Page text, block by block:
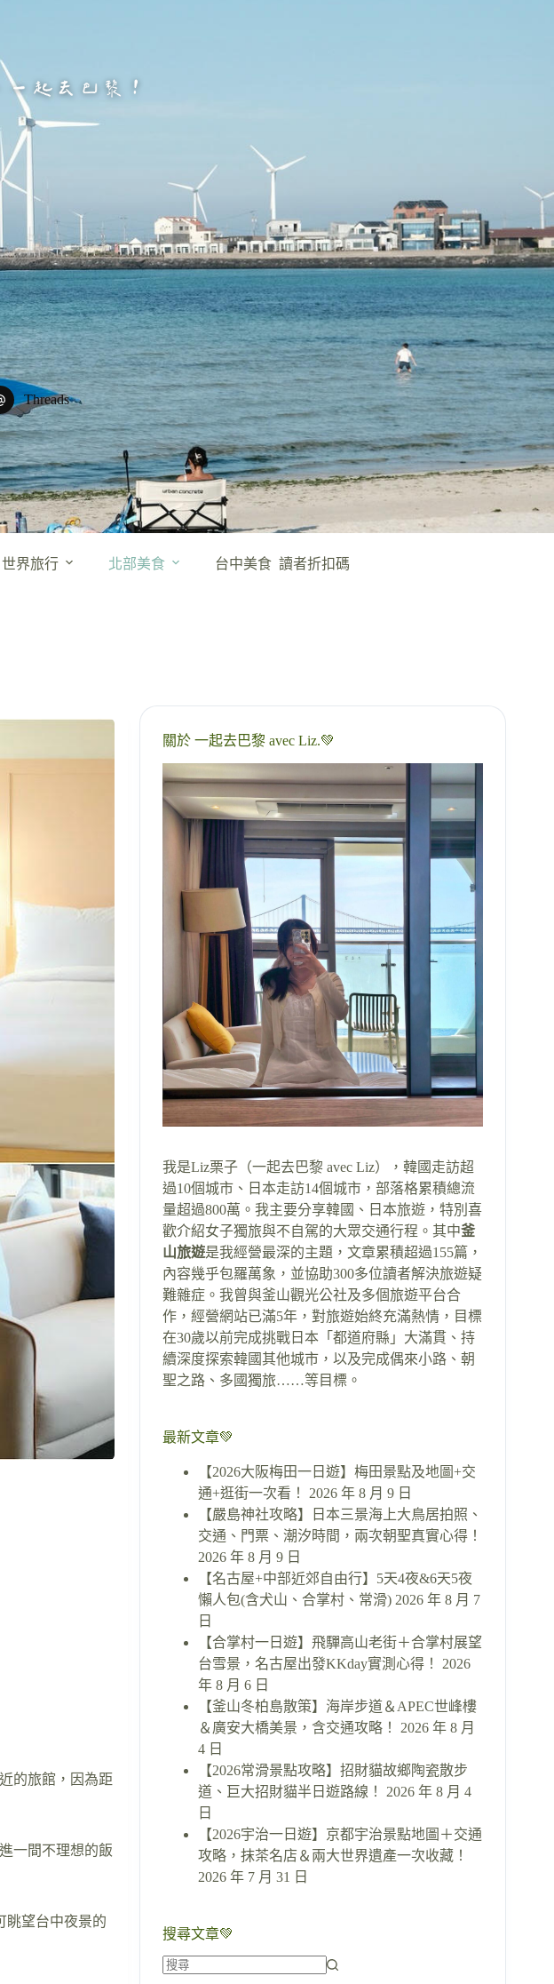
Threads
世界旅行 北部美食 台中美食 讀者折扣碼
的旅館，因為距
一間不理想的飯
眺望台中夜景的
關於 一起去巴黎 avec Liz.💚
我是Liz栗子（一起去巴黎 avec Liz），韓國走訪超
過10個城市、日本走訪14個城市，部落格累積總流
量超過800萬。我主要分享韓國、日本旅遊，特別喜
歡介紹女子獨旅與不自駕的大眾交通行程。其中釜
山旅遊是我經營最深的主題，文章累積超過155篇，
內容幾乎包羅萬象，並協助300多位讀者解決旅遊疑
難雜症。我曾與釜山觀光公社及多個旅遊平台合
作，經營網站已滿5年，對旅遊始終充滿熱情，目標
在30歲以前完成挑戰日本「都道府縣」大滿貫、持
續深度探索韓國其他城市，以及完成偶來小路、朝
聖之路、多國獨旅……等目標。
最新文章💚
【2026大阪梅田一日遊】梅田景點及地圖+交
通+逛街一次看！
2026 年 8 月 9 日
【嚴島神社攻略】日本三景海上大鳥居拍照、
交通、門票、潮汐時間，兩次朝聖真實心得！
2026 年 8 月 9 日
【名古屋+中部近郊自由行】5天4夜&6天5夜
懶人包(含犬山、合掌村、常滑) 2026 年 8 月 7
日
【合掌村一日遊】飛驒高山老街＋合掌村展望
台雪景，名古屋出發KKday實測心得！
2026
年 8 月 6 日
【釜山冬柏島散策】海岸步道＆APEC世峰樓
＆廣安大橋美景，含交通攻略！
2026 年 8 月
4 日
【2026常滑景點攻略】招財貓故鄉陶瓷散步
道、巨大招財貓半日遊路線！
2026 年 8 月 4
日
【2026宇治一日遊】京都宇治景點地圖＋交通
攻略，抹茶名店＆兩大世界遺產一次收藏！
2026 年 7 月 31 日
搜尋文章💚